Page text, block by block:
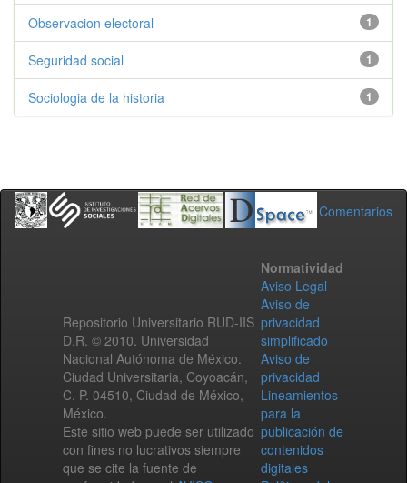
1
Observacion electoral
1
Seguridad social
1
Sociologia de la historia
Comentarios
Repositorio Universitario RUD-IIS
D.R. © 2010. Universidad
Nacional Autónoma de México.
Ciudad Universitaria, Coyoacán,
C. P. 04510, Ciudad de México,
México.
Este sitio web puede ser utilizado
con fines no lucrativos siempre
que se cite la fuente de
Normatividad
Aviso Legal
Aviso de
privacidad
simplificado
Aviso de
privacidad
Lineamientos
para la
publicación de
contenidos
digitales